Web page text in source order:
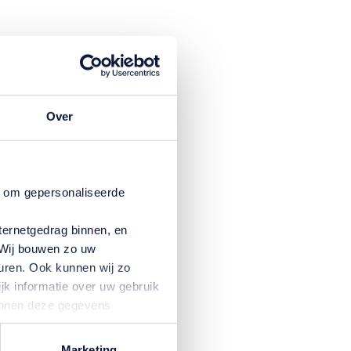
Over
gepersonaliseerde
binnen, en
bouwen zo uw
Ook kunnen wij zo
informatie over uw gebruik
deze gegevens
basis van uw gebruik van
intrekken door te
te
te
van